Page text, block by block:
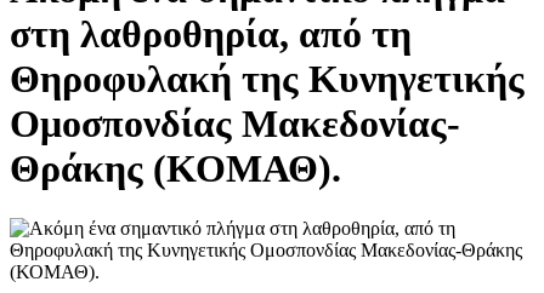
στη λαθροθηρία, από τη
Θηροφυλακή της Κυνηγετικής
Ομοσπονδίας Μακεδονίας-
Θράκης (ΚΟΜΑΘ).